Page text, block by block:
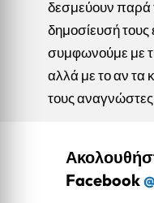
δεσμεύουν παρά
δημοσίευσή τους
συμφωνούμε με
αλλά με το αν τα
τους
Facebook